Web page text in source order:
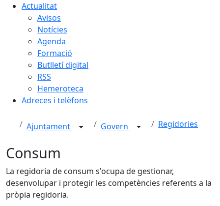
Actualitat
Avisos
Notícies
Agenda
Formació
Butlletí digital
RSS
Hemeroteca
Adreces i telèfons
Ajuntament Govern Regidories
Consum
La regidoria de consum s'ocupa de gestionar,
desenvolupar i protegir les competències referents a la
pròpia regidoria.